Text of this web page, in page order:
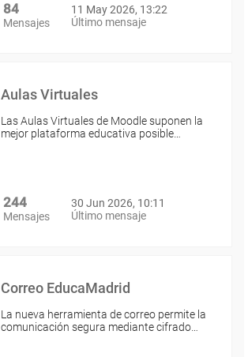
84
Mensajes
11 May 2026, 13:22
Último mensaje
Aulas Virtuales
Las Aulas Virtuales de Moodle suponen la
mejor plataforma educativa posible…
244
Mensajes
30 Jun 2026, 10:11
Último mensaje
Correo EducaMadrid
La nueva herramienta de correo permite la
comunicación segura mediante cifrado…